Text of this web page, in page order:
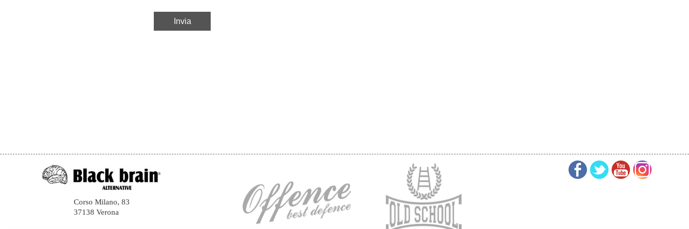
Corso Milano, 83
37138 Verona